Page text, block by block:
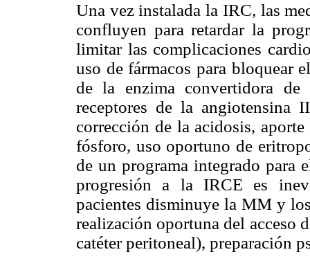
Una vez instalada la IRC, las
confluyen para retardar la
limitar las complicaciones
uso de fármacos para bloquear
de la enzima convertidora
receptores de la angiotensina
corrección de la acidosis,
fósforo, uso oportuno de
de un programa integrado para
progresión a la IRCE es
pacientes disminuye la MM y
realización oportuna del acceso
catéter peritoneal), preparación